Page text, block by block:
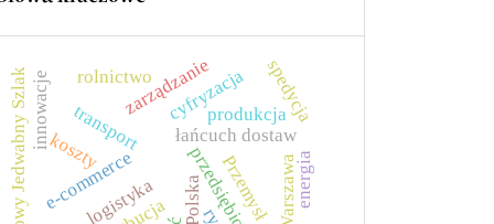
logistyka
transport łańcuch dostaw
innowacje zarządzanie
Przemysł 4.0
Polska
e-commerce Warszawaenergia
produkcja
rolnictwo cyfryzacja spedycja
Nowy Jedwabny Szlak koszty